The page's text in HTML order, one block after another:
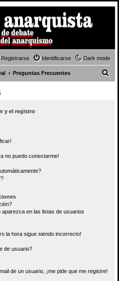
Dark mode
Identificarse
Registrarse
Preguntas Frecuentes
y el registro
no puedo conectarme!
en las listas de usuarios
la hora sigue siendo incorrecto!
de usuario?
de un usuario, ¡me pide que me registre!